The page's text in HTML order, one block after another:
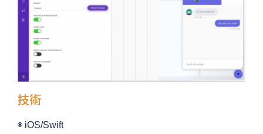
技術
◉ iOS/Swift